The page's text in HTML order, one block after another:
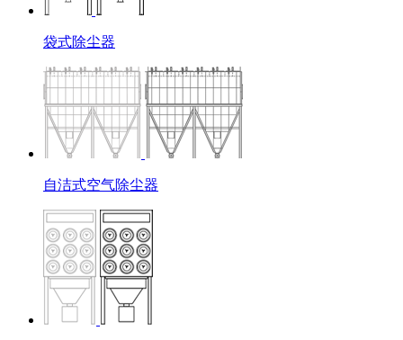
袋式除尘器
自洁式空气除尘器